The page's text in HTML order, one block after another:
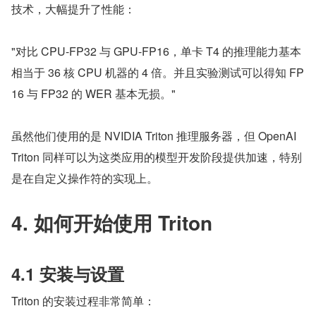
技术，大幅提升了性能：
"对比 CPU-FP32 与 GPU-FP16，单卡 T4 的推理能力基本
相当于 36 核 CPU 机器的 4 倍。并且实验测试可以得知 FP
16 与 FP32 的 WER 基本无损。"
虽然他们使用的是 NVIDIA Triton 推理服务器，但 OpenAI
Triton 同样可以为这类应用的模型开发阶段提供加速，特别
是在自定义操作符的实现上。
4. 如何开始使用 Triton
4.1 安装与设置
Triton 的安装过程非常简单：